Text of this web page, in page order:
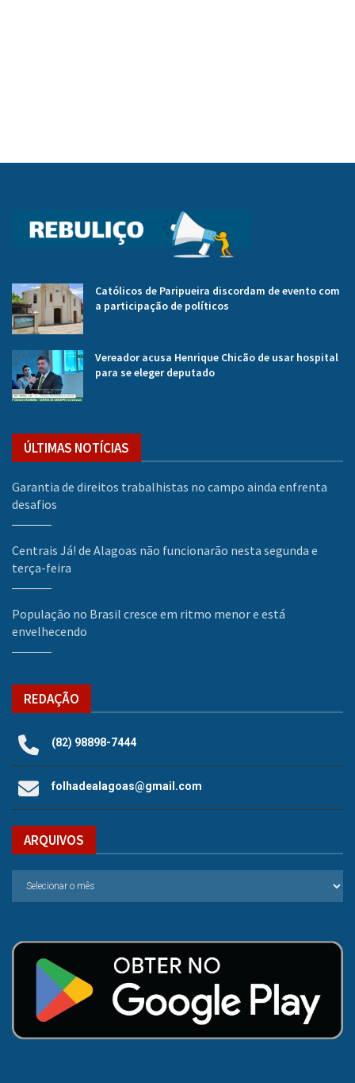
Católicos de Paripueira discordam de evento com
a participação de políticos
Vereador acusa Henrique Chicão de usar hospital
para se eleger deputado
ÚLTIMAS NOTÍCIAS
Garantia de direitos trabalhistas no campo ainda enfrenta
desafios
Centrais Já! de Alagoas não funcionarão nesta segunda e
terça-feira
População no Brasil cresce em ritmo menor e está
envelhecendo
REDAÇÃO
(82) 98898-7444
folhadealagoas@gmail.com
ARQUIVOS